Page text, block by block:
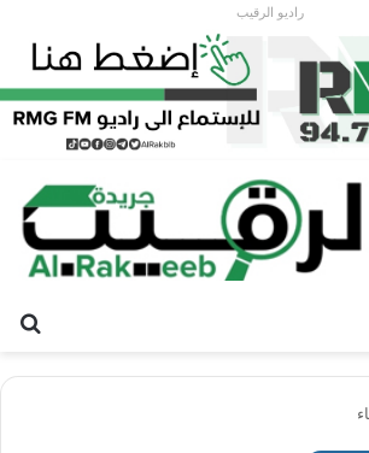
راديو الرقيب